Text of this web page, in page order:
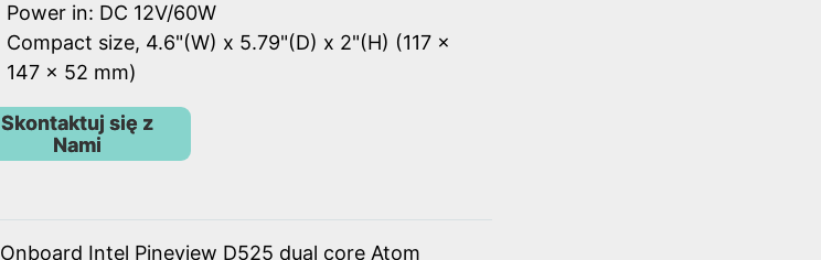
Power in: DC 12V/60W
Compact size, 4.6"(W) x 5.79"(D) x 2"(H) (117 x
147 x 52 mm)
Skontaktuj się z
Nami
Onboard Intel Pineview D525 dual core Atom